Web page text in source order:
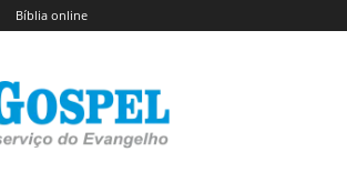
Bíblia online